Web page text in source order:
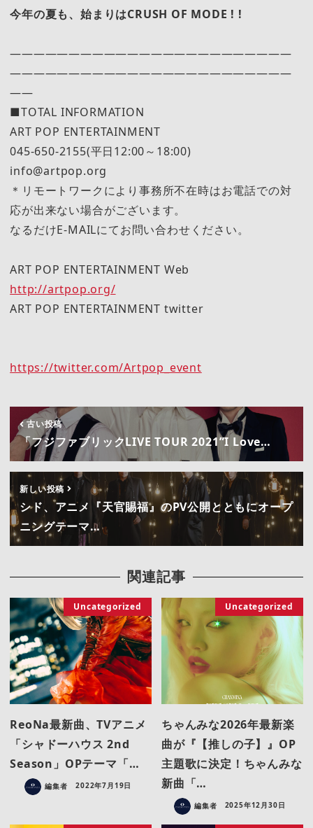
今年の夏も、始まりはCRUSH OF MODE ! !
――――――――――――――――――――――――
――――――――――――――――――――――――
――
■TOTAL INFORMATION
ART POP ENTERTAINMENT
045-650-2155(平日12:00～18:00)
info@artpop.org
＊リモートワークにより事務所不在時はお電話での対
応が出来ない場合がございます。
なるだけE-MAILにてお問い合わせください。
ART POP ENTERTAINMENT Web
http://artpop.org/
ART POP ENTERTAINMENT twitter
https://twitter.com/Artpop_event
古い投稿
「フジファブリックLIVE TOUR 2021”I Love…
新しい投稿
シド、アニメ『天官賜福』のPV公開とともにオープ
ニングテーマ…
関連記事
Uncategorized
ReoNa最新曲、TVアニメ
「シャドーハウス 2nd
Season」OPテーマ「…
編集者 2022年7月19日
Uncategorized
ちゃんみな2026年最新楽
曲が『【推しの子】』OP
主題歌に決定！ちゃんみな
新曲「…
編集者 2025年12月30日